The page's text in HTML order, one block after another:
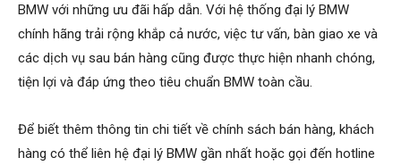
BMW với những ưu đãi hấp dẫn. Với hệ thống đại lý BMW
chính hãng trải rộng khắp cả nước, việc tư vấn, bàn giao xe và
các dịch vụ sau bán hàng cũng được thực hiện nhanh chóng,
tiện lợi và đáp ứng theo tiêu chuẩn BMW toàn cầu.
Để biết thêm thông tin chi tiết về chính sách bán hàng, khách
hàng có thể liên hệ đại lý BMW gần nhất hoặc gọi đến hotline